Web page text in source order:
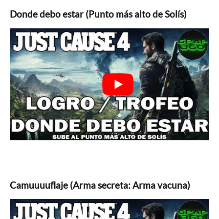
Donde debo estar (Punto más alto de Solís)
Camuuuuflaje (Arma secreta: Arma vacuna)